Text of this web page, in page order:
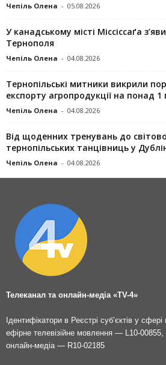
Чепіль Олена - 05.08.2026
У канадському місті Міссіссаґа
Тернополя
Чепіль Олена - 04.08.2026
Тернопільські митники викрили
експорту агропродукції на понад 1
Чепіль Олена - 04.08.2026
Від щоденних тренувань до
тернопільських танцівниць у
Чепіль Олена - 04.08.2026
Телеканал та онлайн-медіа «TV-4»
Ідентифікатори в Реєстрі суб’єктів у сфері
ефірне телевізійне мовлення — L10-00855,
онлайн-медіа — R10-02185